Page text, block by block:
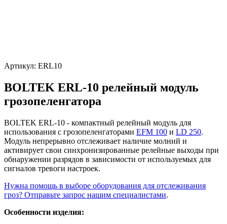
Артикул: ERL10
BOLTEK ERL-10 релейный модуль
грозопеленгатора
BOLTEK ERL-10 - компактный релейный модуль для
использования с грозопеленгаторами EFM 100 и LD 250.
Модуль непрерывно отслеживает наличие молний и
активирует свои синхронизированные релейные выходы при
обнаружении разрядов в зависимости от используемых для
сигналов тревоги настроек.
Нужна помощь в выборе оборудования для отслеживания
гроз? Отправьте запрос нашим специалистами.
Особенности изделия: